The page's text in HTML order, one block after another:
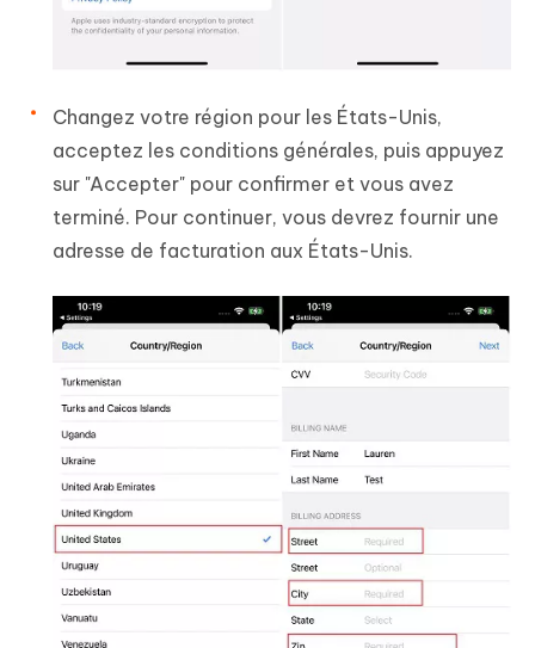
Changez votre région pour les États-Unis,
acceptez les conditions générales, puis appuyez
sur "Accepter" pour confirmer et vous avez
terminé. Pour continuer, vous devrez fournir une
adresse de facturation aux États-Unis.